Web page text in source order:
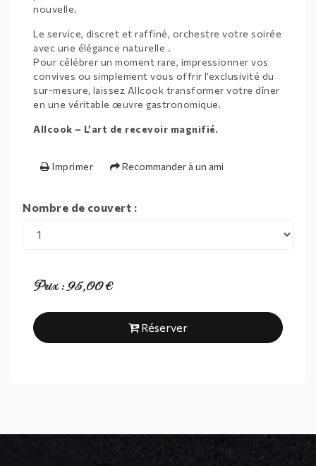
nouvelle.
Le service, discret et raffiné, orchestre votre soirée
avec une élégance naturelle .
Pour célébrer un moment rare, impressionner vos
convives ou simplement vous offrir l’exclusivité du
sur-mesure, laissez Allcook transformer votre dîner
en une véritable œuvre gastronomique.
Allcook – L’art de recevoir magnifié.
Imprimer Recommander à un ami
Nombre de couvert :
Prix : 95,00 €
Réserver